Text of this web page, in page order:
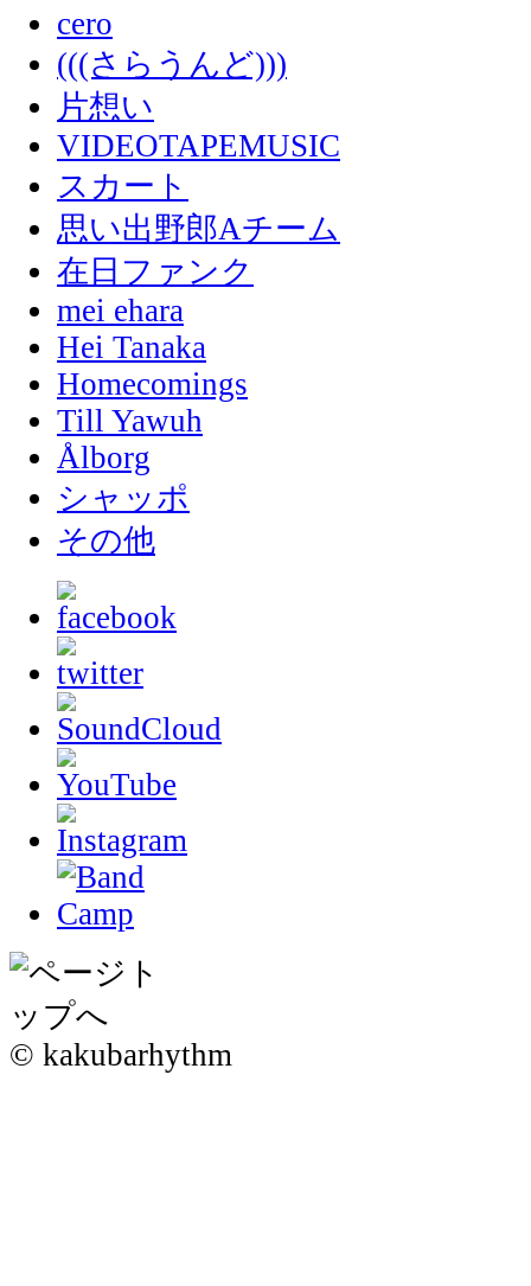
cero
(((さらうんど)))
片想い
VIDEOTAPEMUSIC
スカート
思い出野郎Aチーム
在日ファンク
mei ehara
Hei Tanaka
Homecomings
Till Yawuh
Ålborg
シャッポ
その他
© kakubarhythm